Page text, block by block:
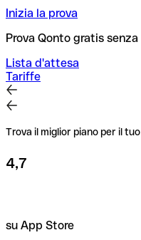
Inizia la prova
Prova Qonto gratis
Lista d'attesa
Tariffe
Trova il miglior piano per il
4,7
su App Store